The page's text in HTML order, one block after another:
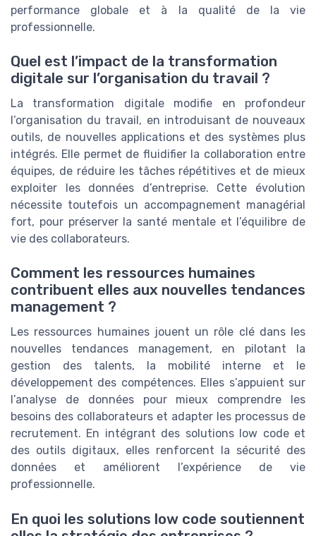
performance globale et à la qualité de la vie
professionnelle.
Quel est l’impact de la transformation
digitale sur l’organisation du travail ?
La transformation digitale modifie en profondeur
l’organisation du travail, en introduisant de nouveaux
outils, de nouvelles applications et des systèmes plus
intégrés. Elle permet de fluidifier la collaboration entre
équipes, de réduire les tâches répétitives et de mieux
exploiter les données d’entreprise. Cette évolution
nécessite toutefois un accompagnement managérial
fort, pour préserver la santé mentale et l’équilibre de
vie des collaborateurs.
Comment les ressources humaines
contribuent elles aux nouvelles tendances
management ?
Les ressources humaines jouent un rôle clé dans les
nouvelles tendances management, en pilotant la
gestion des talents, la mobilité interne et le
développement des compétences. Elles s’appuient sur
l’analyse de données pour mieux comprendre les
besoins des collaborateurs et adapter les processus de
recrutement. En intégrant des solutions low code et
des outils digitaux, elles renforcent la sécurité des
données et améliorent l’expérience de vie
professionnelle.
En quoi les solutions low code soutiennent